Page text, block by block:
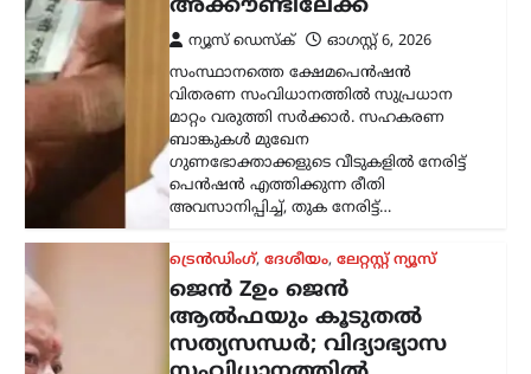
രാജ്യത്തെ യുവതലമുറയെയും
വിദ്യാഭ്യാസ സമ്പ്രദായത്തെയും കുറിച്ച്
ശ്രദ്ധേയമായ പരാമർശങ്ങളുമായി
ആർ.എസ്.എസ് മേധാവി മോഹൻ
ഭാഗവത്. നിലവിലെ മുതിർന്ന
തലമുറയെക്കാൾ കൂടുതൽ
സത്യസന്ധതയും തുറന്ന മനസും ‘ജെൻ
Z’യും…
അന്താരാഷ്ട്രം,ട്രെൻഡിംഗ്,
ലേറ്റസ്റ്റ് ന്യൂസ്
കൊടുംചൂടിൽ നായിറച്ചി
സൂപ്പ് കുടിക്കാൻ